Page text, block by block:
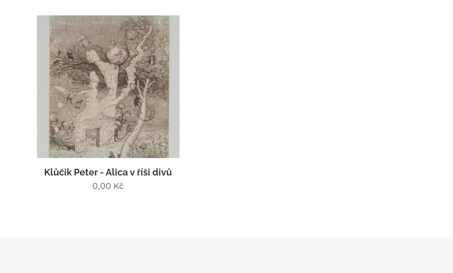
Klůčik Peter - Alica v říši divů
0,00 Kč